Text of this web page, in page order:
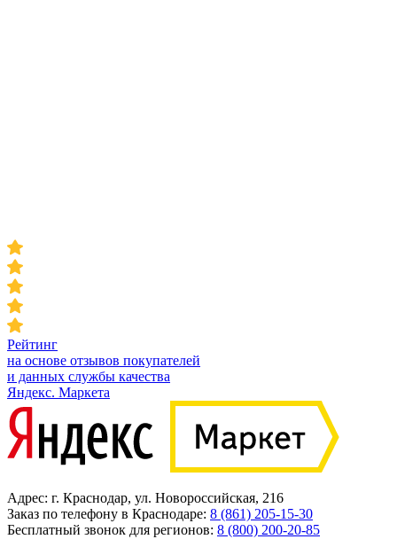
Рейтинг
на основе отзывов покупателей
и данных службы качества
Яндекс. Маркета
Адрес: г. Краснодар, ул. Новороссийская, 216
Заказ по телефону в Краснодаре: 8 (861) 205-15-30
Бесплатный звонок для регионов: 8 (800) 200-20-85